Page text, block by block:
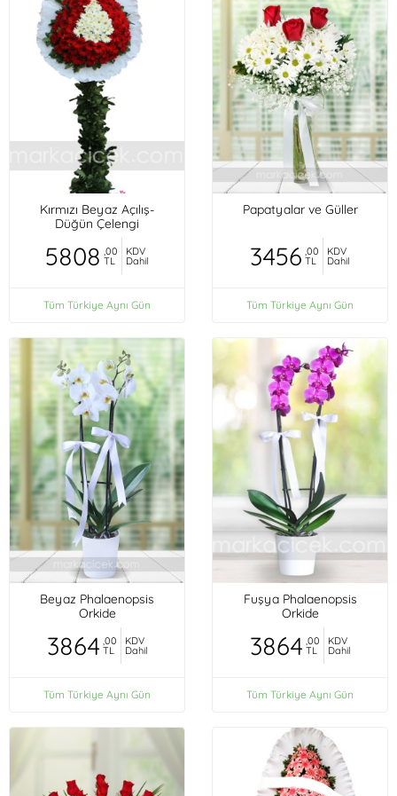
Kırmızı Beyaz Açılış-
Düğün Çelengi
5808 ,00
TL
KDV
Dahil
Tüm Türkiye Aynı Gün
Papatyalar ve Güller
3456 ,00
TL
KDV
Dahil
Tüm Türkiye Aynı Gün
Beyaz Phalaenopsis
Orkide
3864 ,00
TL
KDV
Dahil
Tüm Türkiye Aynı Gün
Fuşya Phalaenopsis
Orkide
3864 ,00
TL
KDV
Dahil
Tüm Türkiye Aynı Gün